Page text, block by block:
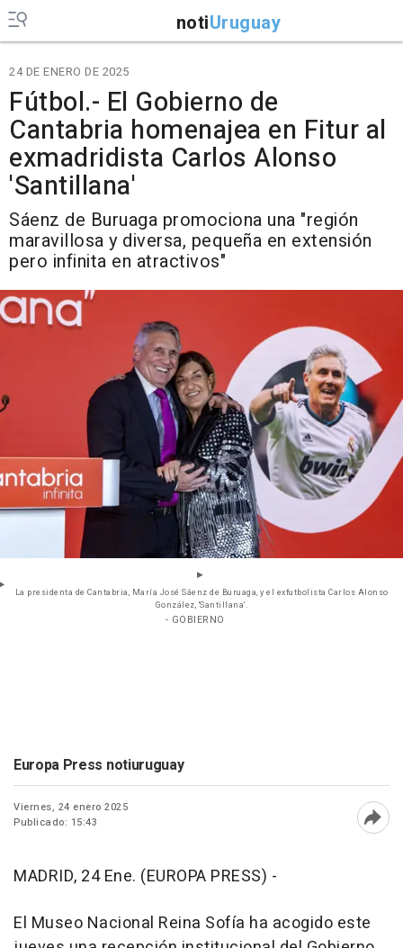
notiUruguay
24 DE ENERO DE 2025
Fútbol.- El Gobierno de
Cantabria homenajea en Fitur al
exmadridista Carlos Alonso
'Santillana'
Sáenz de Buruaga promociona una "región
maravillosa y diversa, pequeña en extensión
pero infinita en atractivos"
La presidenta de Cantabria, María José Sáenz de Buruaga, y el exfutbolista Carlos Alonso
González, 'Santillana'.
- GOBIERNO
Europa Press notiuruguay
Viernes, 24 enero 2025
Publicado: 15:43
MADRID, 24 Ene. (EUROPA PRESS) -
El Museo Nacional Reina Sofía ha acogido este